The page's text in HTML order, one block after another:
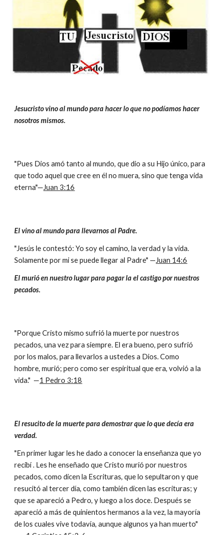
Jesucristo vino al mundo para hacer lo que no podíamos hacer
nosotros mismos.
"Pues Dios amó tanto al mundo, que dio a su Hijo único, para
que todo aquel que cree en él no muera, sino que tenga vida
eterna"—Juan 3:16
El vino al mundo para llevarnos al Padre.
"Jesús le contestó: Yo soy el camino, la verdad y la vida.
Solamente por mi se puede llegar al Padre" —Juan 14:6
El murió en nuestro lugar para pagar la el castigo por nuestros
pecados.
"Porque Cristo mismo sufrió la muerte por nuestros
pecados, una vez para siempre. El era bueno, pero sufrió
por los malos, para llevarlos a ustedes a Dios. Como
hombre, murió; pero como ser espiritual que era, volvió a la
vida." —1 Pedro 3:18
El resucito de la muerte para demostrar que lo que decía era
verdad.
"En primer lugar les he dado a conocer la enseñanza que yo
recibí . Les he enseñado que Cristo murió por nuestros
pecados, como dicen la Escrituras, que lo sepultaron y que
resucitó al tercer día, como también dicen las escrituras; y
que se apareció a Pedro, y luego a los doce. Después se
apareció a más de quinientos hermanos a la vez, la mayoría
de los cuales vive todavía, aunque algunos ya han muerto"